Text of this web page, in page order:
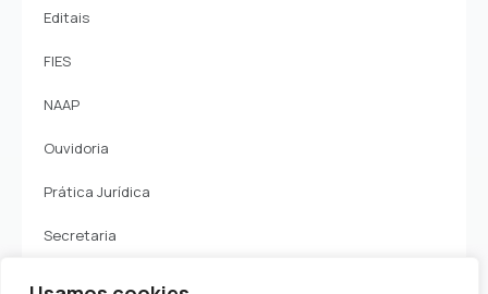
Editais
FIES
NAAP
Ouvidoria
Prática Jurídica
Secretaria